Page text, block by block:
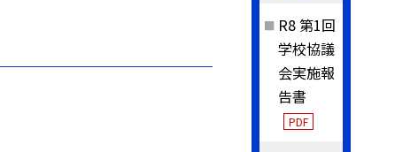
R8 第1回
学校協議
会実施報
告書
PDF